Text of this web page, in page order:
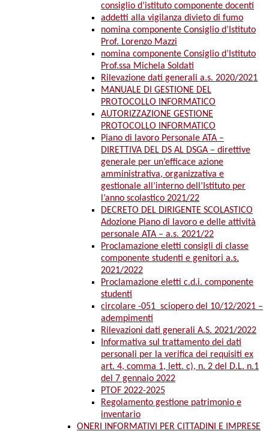
consiglio d’istituto componente docenti
addetti alla vigilanza divieto di fumo
nomina componente Consiglio d’Istituto
Prof. Lorenzo Mazzi
nomina componente Consiglio d’Istituto
Prof.ssa Michela Soldati
Rilevazione dati generali a.s. 2020/2021
MANUALE DI GESTIONE DEL
PROTOCOLLO INFORMATICO
AUTORIZZAZIONE GESTIONE
PROTOCOLLO INFORMATICO
Piano di lavoro Personale ATA –
DIRETTIVA DEL DS AL DSGA – direttive
generale per un’efficace azione
amministrativa, organizzativa e
gestionale all’interno dell’Istituto per
l’anno scolastico 2021/22
DECRETO DEL DIRIGENTE SCOLASTICO
Adozione Piano di lavoro e delle attività
personale ATA – a.s. 2021/22
Proclamazione eletti consigli di classe
componente studenti e genitori a.s.
2021/2022
Proclamazione eletti c.d.i. componente
studenti
circolare -051_sciopero del 10/12/2021 –
adempimenti
Rilevazioni dati generali A.S. 2021/2022
Informativa sul trattamento dei dati
personali per la verifica dei requisiti ex
art. 4, comma 1, lett. c), n. 2 del D.L. n.1
del 7 gennaio 2022
PTOF 2022-2025
Regolamento gestione patrimonio e
inventario
ONERI INFORMATIVI PER CITTADINI E IMPRESE